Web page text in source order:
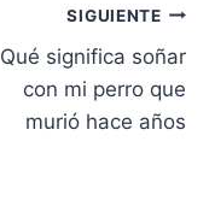
SIGUIENTE
Qué significa soñar
con mi perro que
murió hace años